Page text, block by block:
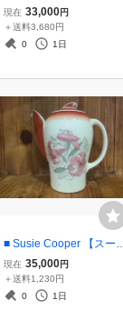
イプエレキギター RLC-6
0【動作確認動画あり】
キズ汚れ・パーツくすみ
現在 33,000円
＋送料3,680円
0
1日
■ Susie Cooper 【スージ
ークーパー】Tigerlily タ
イガーリリー コーヒーポ
ット ケストレルシェイプ
現在 35,000円
＋送料1,230円
0
1日